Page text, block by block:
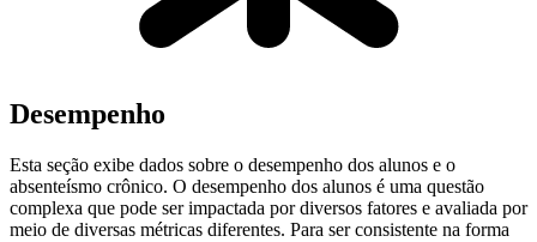
Desempenho
Esta seção exibe dados sobre o desempenho dos alunos e o
absenteísmo crônico. O desempenho dos alunos é uma questão
complexa que pode ser impactada por diversos fatores e avaliada por
meio de diversas métricas diferentes. Para ser consistente na forma